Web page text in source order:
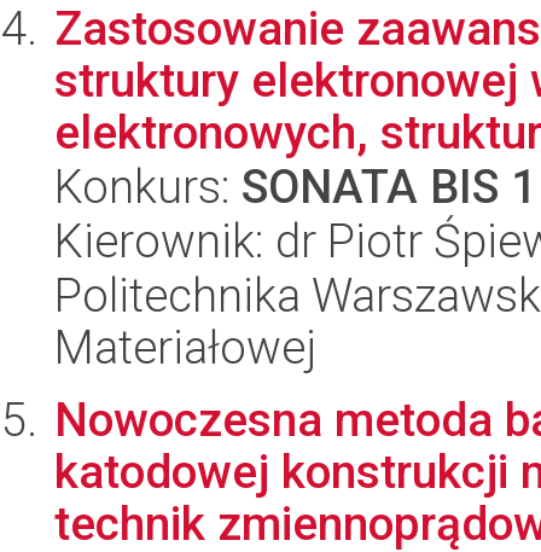
Zastosowanie
struktury elektronowej
elektronowych,
Konkurs: SONATA BIS 1
Kierownik: dr Piotr
Politechnika
Materiałowej
Nowoczesna metoda
katodowej konstrukcji
technik